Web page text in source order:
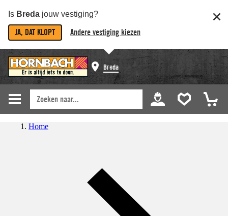
Is Breda jouw vestiging?
JA, DAT KLOPT Andere vestiging kiezen
Breda
Home